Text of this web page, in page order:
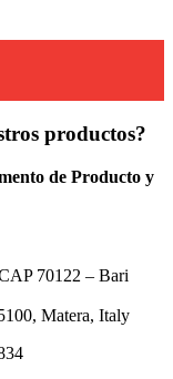
productos?
de Producto y
70122 – Bari
Matera, Italy